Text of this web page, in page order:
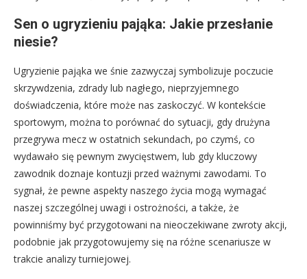
Sen o ugryzieniu pająka: Jakie przesłanie
niesie?
Ugryzienie pająka we śnie zazwyczaj symbolizuje poczucie
skrzywdzenia, zdrady lub nagłego, nieprzyjemnego
doświadczenia, które może nas zaskoczyć. W kontekście
sportowym, można to porównać do sytuacji, gdy drużyna
przegrywa mecz w ostatnich sekundach, po czymś, co
wydawało się pewnym zwycięstwem, lub gdy kluczowy
zawodnik doznaje kontuzji przed ważnymi zawodami. To
sygnał, że pewne aspekty naszego życia mogą wymagać
naszej szczególnej uwagi i ostrożności, a także, że
powinniśmy być przygotowani na nieoczekiwane zwroty akcji,
podobnie jak przygotowujemy się na różne scenariusze w
trakcie analizy turniejowej.